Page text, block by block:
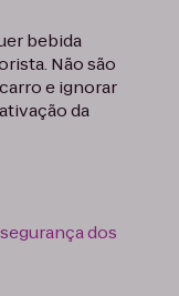
bebida
Não são
e ignorar
da
dos